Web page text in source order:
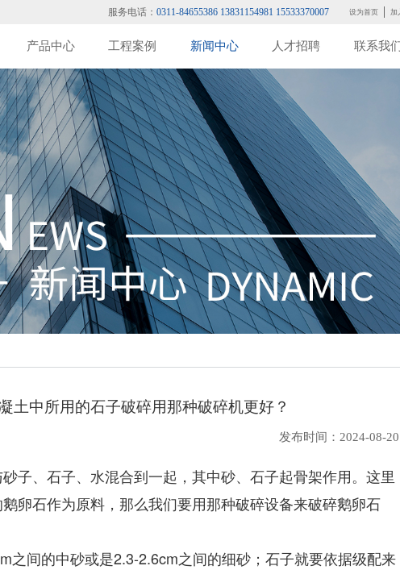
服务电话： 0311-84655386 13831154981 15533370007 设为首页 加
产品中心 工程案例 新闻中心 人才招聘 联系我
土中所用的石子破碎用那种破碎机更好？
发布时间：2024-08-20
子、石子、水混合到一起，其中砂、石子起骨架作用。这里
卵石作为原料，那么我们要用那种破碎设备来破碎鹅卵石
之间的中砂或是2.3-2.6cm之间的细砂；石子就要依据级配来